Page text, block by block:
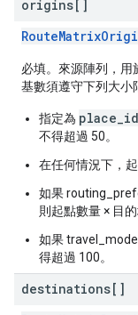
origins[]
必填。來源陣列，用
基數須遵守下列大小
指定為 place_id
不得超過 50。
在任何情況下，
如果
則起點數量 × 目
如果
得超過 100。
destinations[]